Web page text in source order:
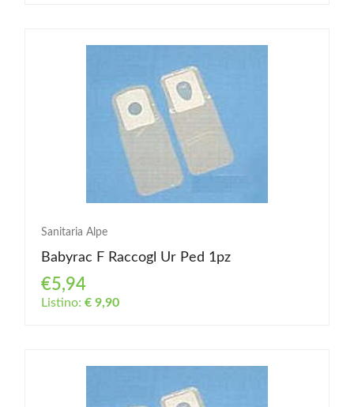
Sanitaria Alpe
Babyrac F Raccogl Ur Ped 1pz
€5,94
Listino: € 9,90